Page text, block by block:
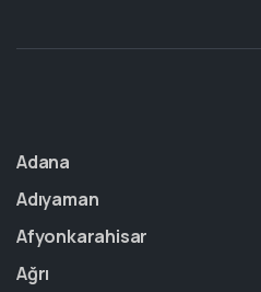
Adana
Adıyaman
Afyonkarahisar
Ağrı